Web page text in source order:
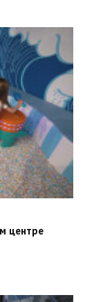
центре